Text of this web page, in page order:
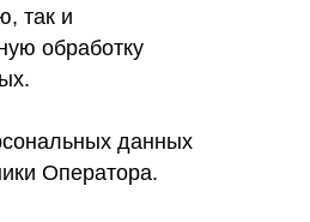
так и
обработку
данных
Оператора.